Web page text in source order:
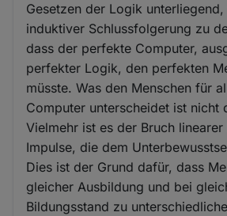
Gesetzen der Logik
induktiver Schlussfolgerung zu
dass der perfekte Computer,
perfekter Logik, den perfekten
müsste. Was den Menschen für
Computer unterscheidet ist nicht
Vielmehr ist es der Bruch
Impulse, die dem
Dies ist der Grund dafür, dass
gleicher Ausbildung und bei
Bildungsstand zu